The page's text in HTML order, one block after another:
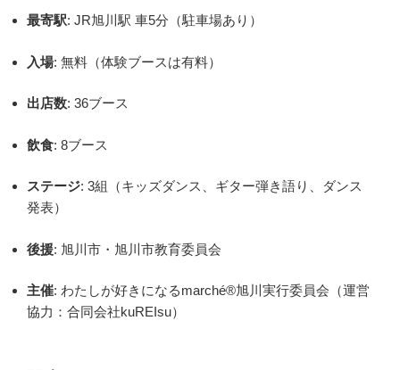
最寄駅: JR旭川駅 車5分（駐車場あり）
入場: 無料（体験ブースは有料）
出店数: 36ブース
飲食: 8ブース
ステージ: 3組（キッズダンス、ギター弾き語り、ダンス
発表）
後援: 旭川市・旭川市教育委員会
主催: わたしが好きになるmarché®旭川実行委員会（運営
協力：合同会社kuREIsu）